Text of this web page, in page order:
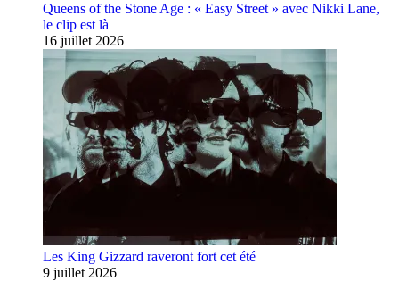
Queens of the Stone Age : « Easy Street » avec Nikki Lane,
le clip est là
16 juillet 2026
Les King Gizzard raveront fort cet été
9 juillet 2026